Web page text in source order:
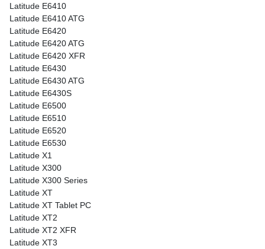
Latitude E6410
Latitude E6410 ATG
Latitude E6420
Latitude E6420 ATG
Latitude E6420 XFR
Latitude E6430
Latitude E6430 ATG
Latitude E6430S
Latitude E6500
Latitude E6510
Latitude E6520
Latitude E6530
Latitude X1
Latitude X300
Latitude X300 Series
Latitude XT
Latitude XT Tablet PC
Latitude XT2
Latitude XT2 XFR
Latitude XT3